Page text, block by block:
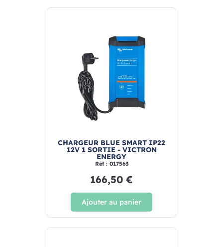
CHARGEUR BLUE SMART IP22
12V 1 SORTIE - VICTRON
ENERGY
Réf : 017563
166,50 €
Ajouter au panier